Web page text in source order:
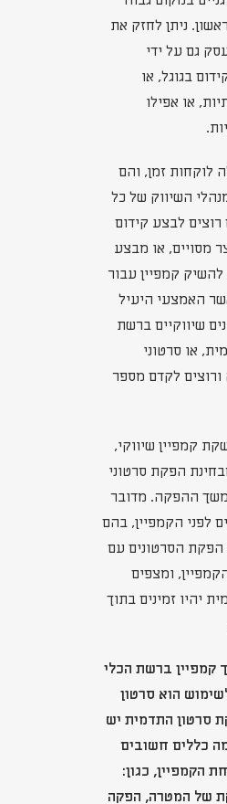
ניתן לחזק את
גם על ידי
בגוגל, או
או אפילו
לוקחות זמן, והם
השיווק של כל
לבצע קידום
מסויים, או מבצע
קמפיין עבור
האמצעי היעיל
שיווקיים ברשת
או סרטוני
לקדם מספר
קמפיין שיווקי,
הפקת סרטוני
ההפקה. מדובר
לפני הקמפיין, בהם
הפקת הסרטונים עם
ומצפים
יהיו זמינים בתוך
קמפיין ברשת הכלי
הוא סרטון
סרטון התדמית יש
כללים חשובים
הקמפיין, כגון:
של המטרה, הפקה